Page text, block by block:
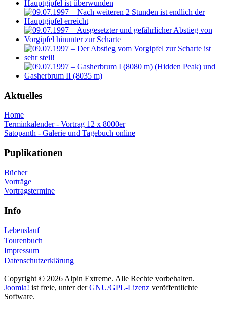
Aktuelles
Home
Terminkalender - Vortrag 12 x 8000er
Satopanth - Galerie und Tagebuch online
Puplikationen
Bücher
Vorträge
Vortragstermine
Info
Lebenslauf
Tourenbuch
Impressum
Datenschutzerklärung
Copyright © 2026 Alpin Extreme. Alle Rechte vorbehalten.
Joomla! ist freie, unter derGNU/GPL-Lizenz veröffentlichte
Software.